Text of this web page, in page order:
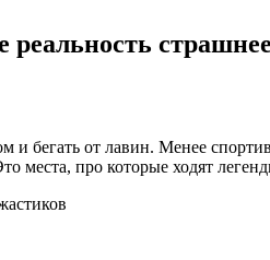
реальность
бегать от лавин. Менее
места, про которые ходят